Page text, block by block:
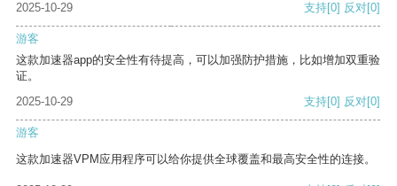
2025-10-29 支持[0] 反对[0]
游客
这款加速器app的安全性有待提高，可以加强防护措施，比如增加双重验
证。
2025-10-29
支持[0] 反对[0]
游客
这款加速器VPM应用程序可以给你提供全球覆盖和最高安全性的连接。